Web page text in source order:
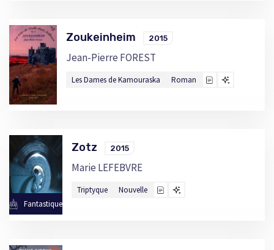
Zoukeinheim 2015
Jean-Pierre FOREST
Les Dames de Kamouraska Roman
Fantastique
Zotz 2015
Marie LEFEBVRE
Triptyque Nouvelle